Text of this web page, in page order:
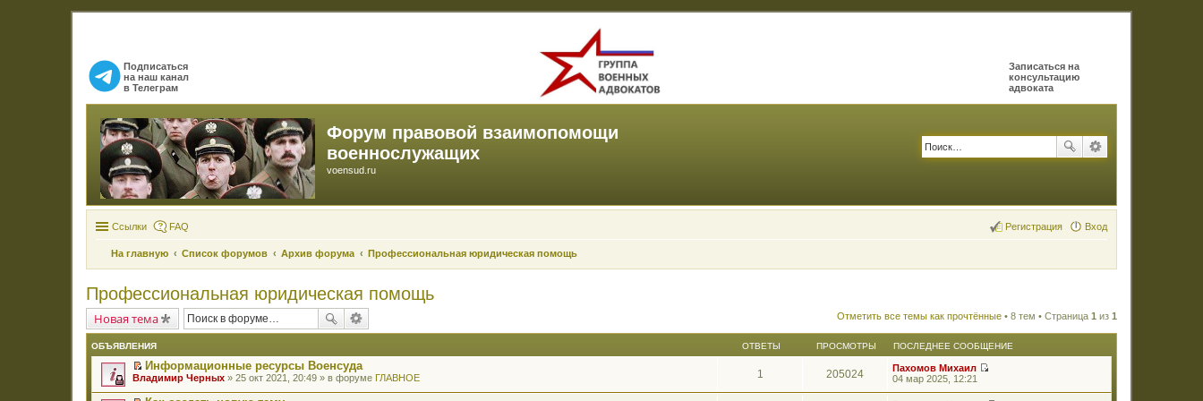
Подписаться
на наш канал
в Телеграм
Записаться на
консультацию
адвоката
Форум правовой взаимопомощи
военнослужащих
voensud.ru
Ссылки FAQ Вход
Регистрация
На главную Список форумов Архив форума Профессиональная юридическая помощь
Профессиональная юридическая помощь
Новая тема Отметить все темы как прочтённые • 8 тем • Страница 1 из 1
ОБЪЯВЛЕНИЯ ОТВЕТЫ ПРОСМОТРЫ ПОСЛЕДНЕЕ СООБЩЕНИЕ
П
р
Информационные ресурсы Военсуда
Владимир Черных » 25 окт 2021, 20:49 » в форуме ГЛАВНОЕ 1 205024
Пахомов Михаил
р
04 мар 2025, 12:21